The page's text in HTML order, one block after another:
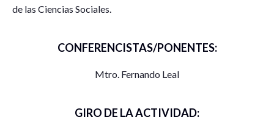
de las Ciencias Sociales.
CONFERENCISTAS/PONENTES:
Mtro. Fernando Leal
GIRO DE LA ACTIVIDAD: